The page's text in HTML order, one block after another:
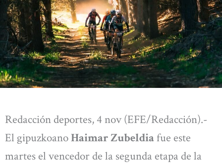
Redacción deportes, 4 nov (EFE/Redacción).-
El gipuzkoanoHaimar Zubeldiafue este
martes el vencedor de la segunda etapa de la